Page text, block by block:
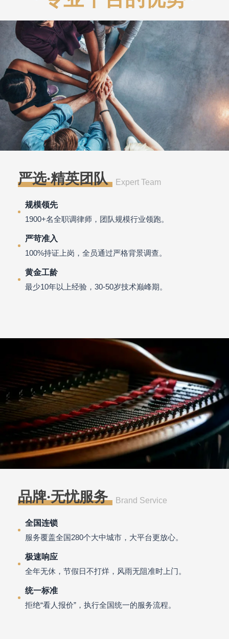
严选·精英团队 Expert Team
规模领先
1900+名全职调律师，团队规模行业领跑。
严苛准入
100%持证上岗，全员通过严格背景调查。
黄金工龄
最少10年以上经验，30-50岁技术巅峰期。
品牌·无忧服务 Brand Service
全国连锁
服务覆盖全国280个大中城市，大平台更放心。
极速响应
全年无休，节假日不打烊，风雨无阻准时上门。
统一标准
拒绝“看人报价”，执行全国统一的服务流程。